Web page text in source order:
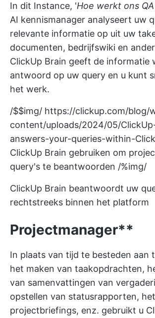
In dit Instance, 'Hoe werkt ons
AI kennismanager analyseert uw
relevante informatie op uit uw
documenten, bedrijfswiki en
ClickUp Brain geeft de informatie
antwoord op uw query en u kunt
het werk.
/$$img/ https://clickup.com/blog/
content/uploads/2024/05/
answers-your-queries-within-
ClickUp Brain gebruiken om
query's te beantwoorden /%img/
ClickUp Brain beantwoordt uw
rechtstreeks binnen het platform
Projectmanager**
In plaats van tijd te besteden aan
het maken van taakopdrachten,
van samenvattingen van
opstellen van statusrapporten,
projectbriefings, enz. gebruikt u